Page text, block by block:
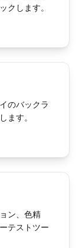
クします。
のバックラ
ます。
ン、色精
テストツー